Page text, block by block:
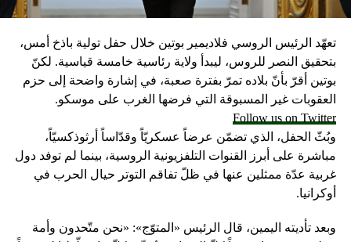
تعهّد الرئيس الروسي فلاديمير بوتين خلال حفل تولية باذخ أمس،
بتحقيق النصر للروس، ليبدأ ولاية رئاسية خامسة قياسية. لكنّ
بوتين أقرّ بأنّ بلاده تمرّ بفترة صعبة، في إشارة واضحة إلى حزم
العقوبات غير المسبوقة التي فرضها الغرب على موسكو.
Follow us on Twitter
وبُثّ الحفل، الذي تضمّن عرضاً عسكريّاً وقدّاساً أرثوذكسيّاً،
مباشرة على أبرز القنوات التلفزيونية الروسية، بينما لم توفد دول
غربية عدّة ممثلين عنها في ظلّ تفاقم التوتر حيال الحرب في
أوكرانيا.
وبعد تأديته اليمين، قال الرئيس «المتوّج»: «نحن متّحدون وأمة